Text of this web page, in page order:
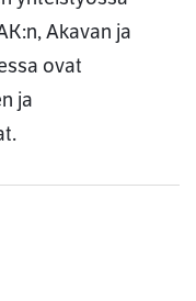
Akavan ja
ovat
ja